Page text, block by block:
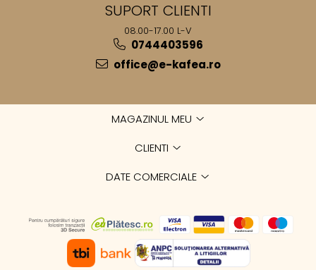
SUPORT CLIENTI
08.00-17.00 L-V
0744403596
office@e-kafea.ro
MAGAZINUL MEU
CLIENTI
DATE COMERCIALE